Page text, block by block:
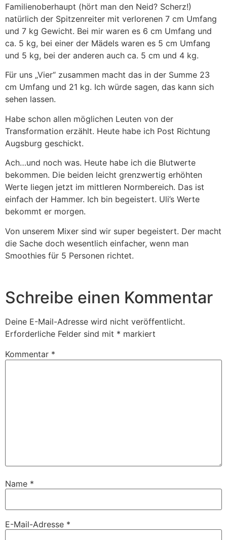
Familienoberhaupt (hört man den Neid? Scherz!)
natürlich der Spitzenreiter mit verlorenen 7 cm Umfang
und 7 kg Gewicht. Bei mir waren es 6 cm Umfang und
ca. 5 kg, bei einer der Mädels waren es 5 cm Umfang
und 5 kg, bei der anderen auch ca. 5 cm und 4 kg.
Für uns „Vier“ zusammen macht das in der Summe 23
cm Umfang und 21 kg. Ich würde sagen, das kann sich
sehen lassen.
Habe schon allen möglichen Leuten von der
Transformation erzählt. Heute habe ich Post Richtung
Augsburg geschickt.
Ach…und noch was. Heute habe ich die Blutwerte
bekommen. Die beiden leicht grenzwertig erhöhten
Werte liegen jetzt im mittleren Normbereich. Das ist
einfach der Hammer. Ich bin begeistert. Uli’s Werte
bekommt er morgen.
Von unserem Mixer sind wir super begeistert. Der macht
die Sache doch wesentlich einfacher, wenn man
Smoothies für 5 Personen richtet.
Schreibe einen Kommentar
Deine E-Mail-Adresse wird nicht veröffentlicht.
Erforderliche Felder sind mit * markiert
Kommentar *
Name *
E-Mail-Adresse *